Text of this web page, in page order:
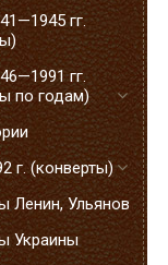
гг.
гг.
по годам)
г. (конверты)
Ленин, Ульянов
Украины